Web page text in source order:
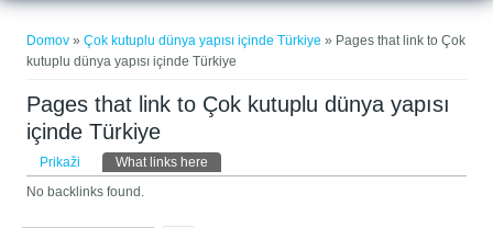
Domov »Çok kutuplu dünya yapısı içinde Türkiye » Pages that link to Çok
kutuplu dünya yapısı içinde Türkiye
Pages that link to Çok kutuplu dünya yapısı
içinde Türkiye
Primarni zavihki
Prikaži What links here
No backlinks found.